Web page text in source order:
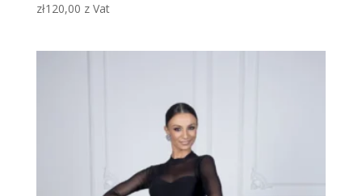
Oceniono
5.00
zł120,00 z Vat